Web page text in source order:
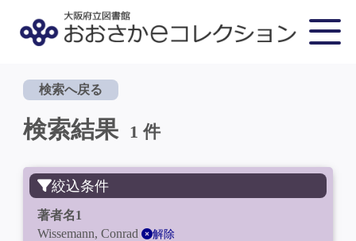
検索へ戻る
検索結果 1 件
絞込条件
著者名1
Wissemann, Conrad
解除